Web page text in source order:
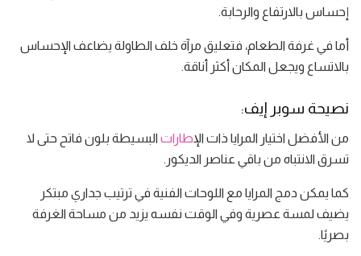
إحساس بالارتفاع والرحابة.
أما في غرفة الطعام، فتعليق مرآة خلف الطاولة يضاعف الإحساس
بالاتساع ويجعل المكان أكثر أناقة.
نصيحة سوبر إيف:
من الأفضل اختيار المرايا ذات الإطارات البسيطة بلون فاتح حتى لا
تسرق الانتباه من باقي عناصر الديكور.
كما يمكن دمج المرايا مع اللوحات الفنية في ترتيب جداري مبتكر
يضيف لمسة عصرية وفي الوقت نفسه يزيد من مساحة الغرفة
بصريًا.